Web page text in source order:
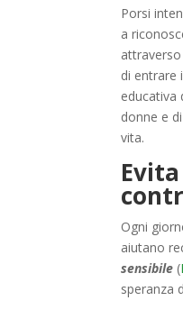
Porsi
a
di entrare
educativa
donne e
vita.
Ogni
aiutano
sensibile (
speranza